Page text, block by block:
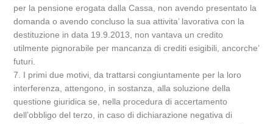
per la pensione erogata dalla Cassa, non avendo presentato la
domanda o avendo concluso la sua attivita’ lavorativa con la
destituzione in data 19.9.2013, non vantava un credito
utilmente pignorabile per mancanza di crediti esigibili, ancorche’
futuri.
7. I primi due motivi, da trattarsi congiuntamente per la loro
interferenza, attengono, in sostanza, alla soluzione della
questione giuridica se, nella procedura di accertamento
dell’obbligo del terzo, in caso di dichiarazione negativa di